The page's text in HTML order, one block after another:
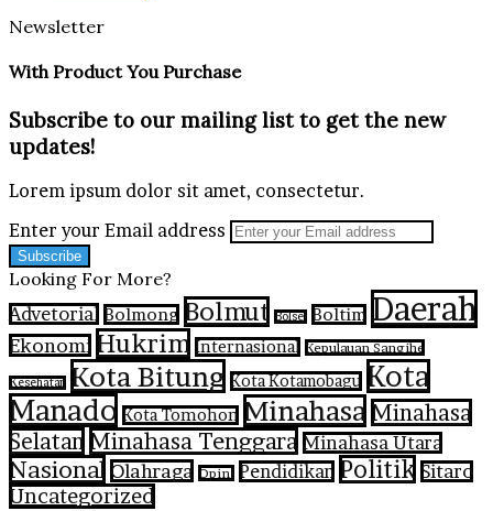
Newsletter
With Product You Purchase
Subscribe to our mailing list to get the new
updates!
Lorem ipsum dolor sit amet, consectetur.
Enter your Email address
Looking For More?
Advetorial Bolmong Bolmut Bolsel Boltim Daerah
Ekonomi Hukrim Internasional Kepulauan Sangihe
Kesehatan Kota Bitung Kota Kotamobagu Kota
Manado Kota Tomohon Minahasa Minahasa
Selatan Minahasa Tenggara Minahasa Utara
Nasional Olahraga Opini Pendidikan Politik Sitaro
Uncategorized